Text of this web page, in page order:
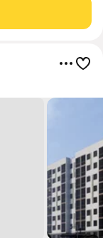
транспорта.